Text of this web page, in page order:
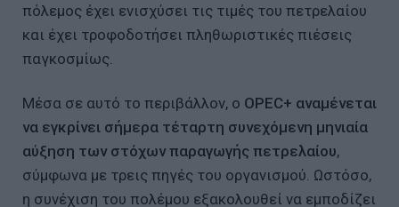
πόλεμος έχει ενισχύσει τις τιμές του πετρελαίου
και έχει τροφοδοτήσει πληθωριστικές πιέσεις
παγκοσμίως.
Μέσα σε αυτό το περιβάλλον, ο OPEC+ αναμένεται
να εγκρίνει σήμερα τέταρτη συνεχόμενη μηνιαία
αύξηση των στόχων παραγωγής πετρελαίου,
σύμφωνα με τρεις πηγές του οργανισμού. Ωστόσο,
η συνέχιση του πολέμου εξακολουθεί να εμποδίζει